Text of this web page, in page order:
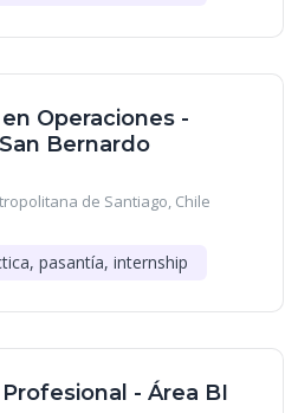
Operaciones -
Bernardo
de Santiago, Chile
pasantía, internship
- Área BI